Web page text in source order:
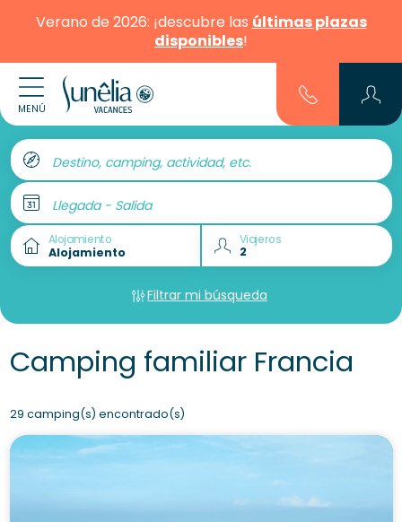
Verano de 2026: ¡descubre las últimas plazas
disponibles!
MENÚ
Destino, camping, actividad, etc.
Llegada - Salida
Alojamiento Viajeros
Filtrar mi búsqueda
Camping familiar Francia
29 camping(s) encontrado(s)